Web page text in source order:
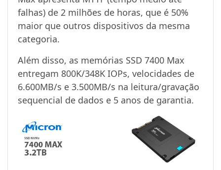
falhas) de 2 milhões de horas, que é 50%
maior que outros dispositivos da mesma
categoria.
Além disso, as memórias SSD 7400 Max
entregam 800K/348K IOPs, velocidades de
6.600MB/s e 3.500MB/s na leitura/gravação
sequencial de dados e 5 anos de garantia.